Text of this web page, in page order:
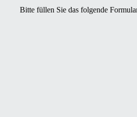
Bitte füllen Sie das folgende